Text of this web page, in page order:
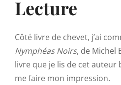
Lecture
Côté livre de chevet, j’ai
Nymphéas Noirs, de Michel
livre que je lis de cet auteur
me faire mon impression.